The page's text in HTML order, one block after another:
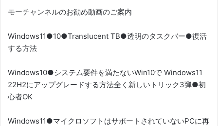
モーチャンネルのお勧め動画のご案内
Windows11●10●Translucent TB●透明のタスクバー●復活
する方法
Windows10●システム要件を満たないWin10で Windows11
22H2にアップグレードする方法全く新しいトリック3弾●初
心者OK
Windows11●マイクロソフトはサポートされていないPCに再